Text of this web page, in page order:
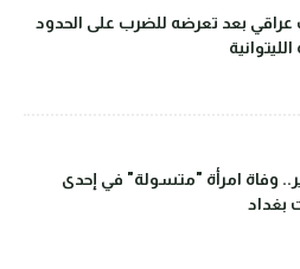
بعد تعرضه للضرب على الحدود
وفاة امرأة "متسولة" في إحدى